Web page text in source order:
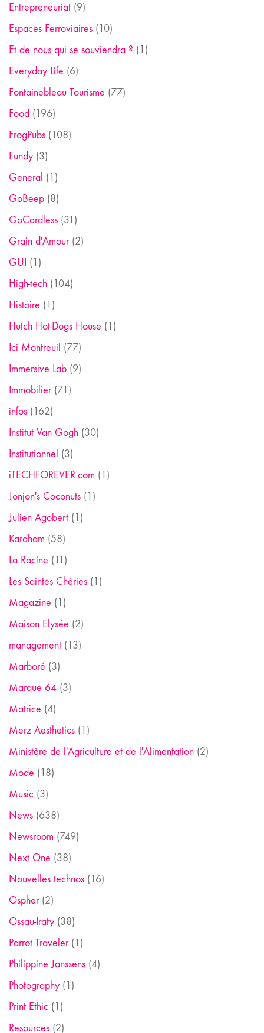
Entrepreneuriat (9)
Espaces Ferroviaires (10)
Et de nous qui se souviendra ? (1)
Everyday Life (6)
Fontainebleau Tourisme (77)
Food (196)
FrogPubs (108)
Fundy (3)
General (1)
GoBeep (8)
GoCardless (31)
Grain d'Amour(2)
GUI (1)
High-tech (104)
Histoire (1)
Hutch Hot-Dogs House (1)
Ici Montreuil (77)
Immersive Lab (9)
Immobilier(71)
infos (162)
Institut Van Gogh (30)
Institutionnel (3)
iTECHFOREVER.com (1)
Jonjon's Coconuts (1)
Julien Agobert (1)
Kardham (58)
La Racine (11)
Les Saintes Chéries (1)
Magazine (1)
Maison Elysée (2)
management (13)
Marboré (3)
Marque 64 (3)
Matrice (4)
Merz Aesthetics (1)
Ministère de l'Agriculture et de l'Alimentation (2)
Mode (18)
Music (3)
News (638)
Newsroom (749)
Next One (38)
Nouvelles technos (16)
Ospher(2)
Ossau-Iraty (38)
Parrot Traveler(1)
Philippine Janssens (4)
Photography (1)
Print Ethic (1)
Resources (2)